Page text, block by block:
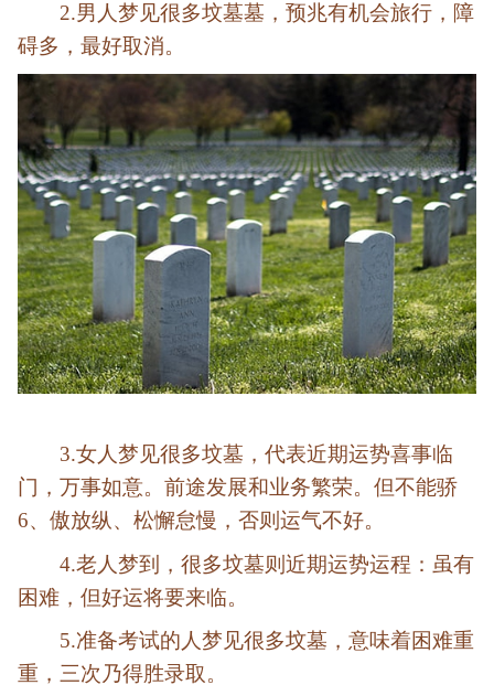
2.男人梦见很多坟墓墓，预兆有机会旅行，障
碍多，最好取消。
3.女人梦见很多坟墓，代表近期运势喜事临
门，万事如意。前途发展和业务繁荣。但不能骄
6、傲放纵、松懈怠慢，否则运气不好。
4.老人梦到，很多坟墓则近期运势运程：虽有
困难，但好运将要来临。
5.准备考试的人梦见很多坟墓，意味着困难重
重，三次乃得胜录取。